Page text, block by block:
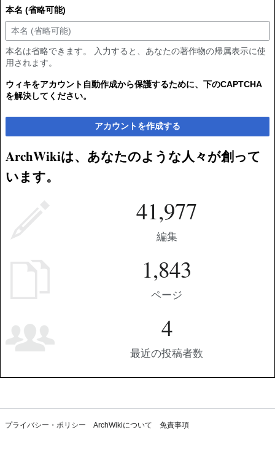
本名 (省略可能)
本名は省略できます。 入力すると、あなたの著作物の帰属表示に使
用されます。
ウィキをアカウント自動作成から保護するために、下のCAPTCHA
を解決してください。
アカウントを作成する
ArchWikiは、あなたのような人々が創って
います。
41,977
編集
1,843
ページ
4
最近の投稿者数
プライバシー・ポリシー ArchWikiについて 免責事項